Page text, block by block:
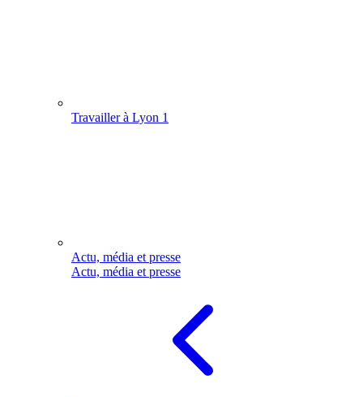
Travailler à Lyon 1
Actu, média et presse
Actu, média et presse